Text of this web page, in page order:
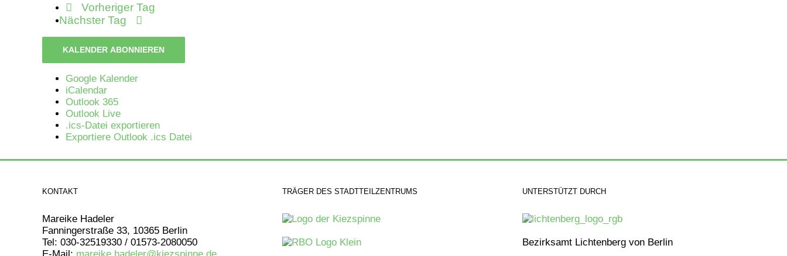
Vorheriger Tag
Nächster Tag
KALENDER ABONNIEREN
Google Kalender
iCalendar
Outlook 365
Outlook Live
.ics-Datei exportieren
Exportiere Outlook .ics Datei
KONTAKT
Mareike Hadeler
Fanningerstraße 33, 10365 Berlin
Tel: 030-32519330 / 01573-2080050
TRÄGER DES STADTTEILZENTRUMS UNTERSTÜTZT DURCH
Bezirksamt Lichtenberg von Berlin